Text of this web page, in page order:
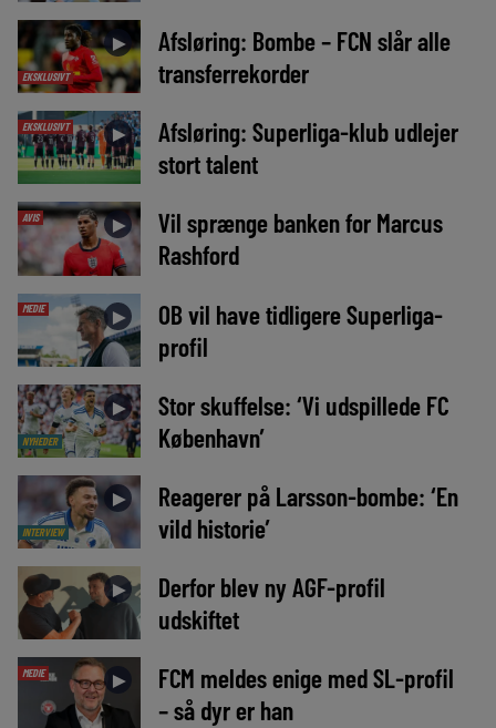
EKSKLUSIVT
►
Afsløring: Bombe – FCN slår alle
transferrekorder
EKSKLUSIVT ►
Afsløring: Superliga-klub udlejer
stort talent
AVIS ►
Vil sprænge banken for Marcus
Rashford
MEDIE ►
OB vil have tidligere Superliga-
profil
NYHEDER
►
Stor skuffelse: ‘Vi udspillede FC
København’
INTERVIEW
►
Reagerer på Larsson-bombe: ‘En
vild historie’
►
Derfor blev ny AGF-profil
udskiftet
MEDIE ►
FCM meldes enige med SL-profil
– så dyr er han